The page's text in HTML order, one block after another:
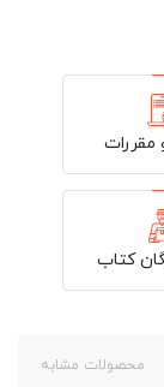
مقررات
کتاب
محصولات مشابه